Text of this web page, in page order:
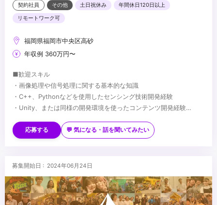
契約社員 その他 土日祝休み
年間休日120日以上
リモートワーク可
福岡県福岡市中央区高砂
年収例 360万円〜
■歓迎スキル
・画像処理や信号処理に関する基本的な知識
・C++、Pythonなどを使用したセンシング技術開発経験
・Unity、または同様の開発環境を使ったコンテンツ開発経験
キル
・自身のオリジナル作品の制作経験（学生時の作品で構いません）
応募する 💬 気になる・話を聞いてみたい
募集開始日 : 2024年06月24日